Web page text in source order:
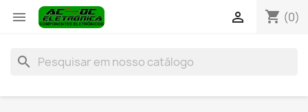
 shopping_cart (0)

search